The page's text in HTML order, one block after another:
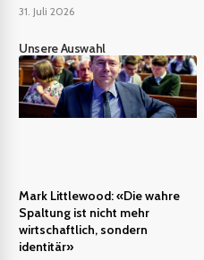
31. Juli 2026
Unsere Auswahl
Mark Littlewood: «Die wahre
Spaltung ist nicht mehr
wirtschaftlich, sondern
identitär»